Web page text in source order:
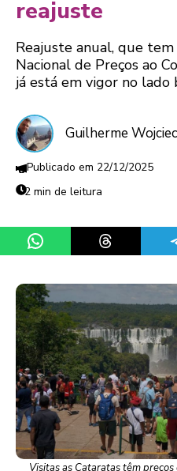
reajuste
Reajuste anual, que
Nacional de Preços ao
já está em vigor no lado
Guilherme
22/12/2025
2 min de leitura
Share on WhatsApp
Share on
Visitas as Cataratas têm